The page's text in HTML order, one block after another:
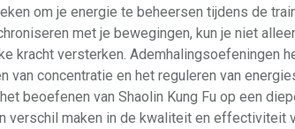
om je energie te beheersen tijdens de
met je bewegingen, kun je niet
kracht versterken. Ademhalingsoefeningen
van concentratie en het reguleren van
beoefenen van Shaolin Kung Fu op een
verschil maken in de kwaliteit en effectiviteit